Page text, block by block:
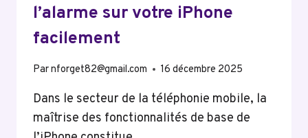
l’alarme sur votre iPhone
facilement
Parnforget82@gmail.com 16 décembre 2025
Dans le secteur de la téléphonie mobile, la
maîtrise des fonctionnalités de base de